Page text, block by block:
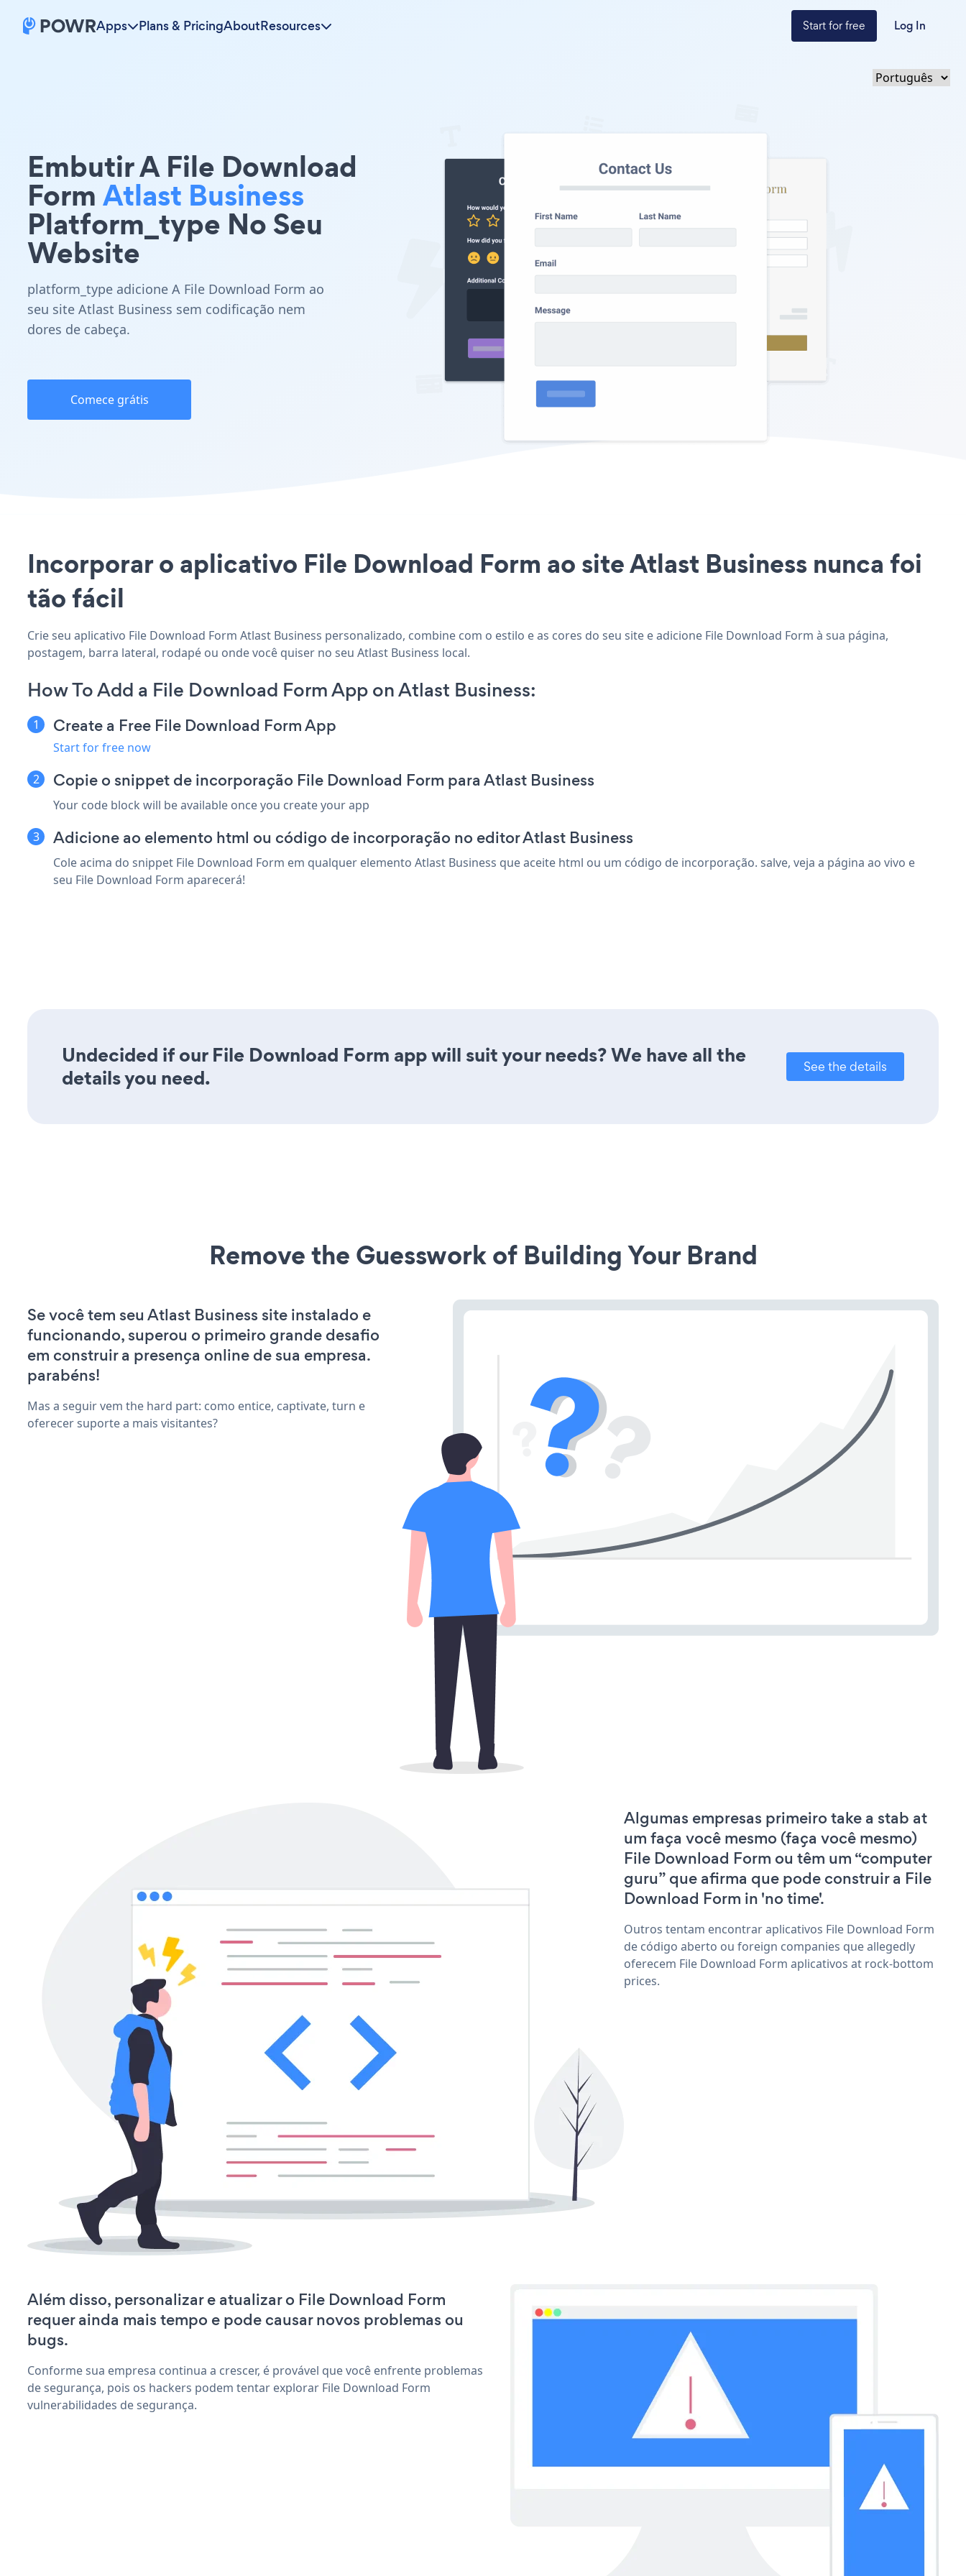
Apps Plans & PricingAboutResources Start for free Log In
Embutir A File Download
FormAtlast Business
Platform_type No Seu
Website
platform_type adicione A File Download Form ao
seu site Atlast Business sem codificação nem
dores de cabeça.
Comece grátis
Incorporar o aplicativo File Download Form ao site Atlast Business nunca foi
tão fácil
Crie seu aplicativo File Download Form Atlast Business personalizado, combine com o estilo e as cores do seu site e adicione File Download Form à sua página,
postagem, barra lateral, rodapé ou onde você quiser no seu Atlast Business local.
How To Add a File Download Form App on Atlast Business:
Create a Free File Download Form App
Start for free now
Copie o snippet de incorporação File Download Form para Atlast Business
Your code block will be available once you create your app
Adicione ao elemento html ou código de incorporação no editor Atlast Business
Cole acima do snippet File Download Form em qualquer elemento Atlast Business que aceite html ou um código de incorporação. salve, veja a página ao vivo e
seu File Download Form aparecerá!
Undecided if our File Download Form app will suit your needs? We have all the
details you need.
See the details
Remove the Guesswork of Building Your Brand
Se você tem seu Atlast Business site instalado e
funcionando, superou o primeiro grande desafio
em construir a presença online de sua empresa.
parabéns!
Mas a seguir vem the hard part: como entice, captivate, turn e
oferecer suporte a mais visitantes?
Algumas empresas primeiro take a stab at
um faça você mesmo (faça você mesmo)
File Download Form ou têm um “computer
guru” que afirma que pode construir a File
Download Form in 'no time'.
Outros tentam encontrar aplicativos File Download Form
de código aberto ou foreign companies que allegedly
oferecem File Download Form aplicativos at rock-bottom
prices.
Além disso, personalizar e atualizar o File Download Form
requer ainda mais tempo e pode causar novos problemas ou
bugs.
Conforme sua empresa continua a crescer, é provável que você enfrente problemas
de segurança, pois os hackers podem tentar explorar File Download Form
vulnerabilidades de segurança.